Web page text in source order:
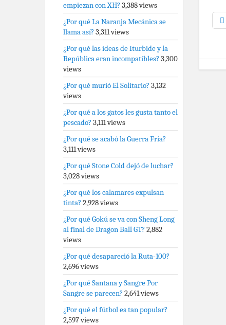
empiezan con XH? 3,388 views
¿Por qué La Naranja Mecánica se
llama así? 3,311 views
¿Por qué las ideas de Iturbide y la
República eran incompatibles? 3,300
views
¿Por qué murió El Solitario? 3,132
views
¿Por qué a los gatos les gusta tanto el
pescado? 3,111 views
¿Por qué se acabó la Guerra Fría?
3,111 views
¿Por qué Stone Cold dejó de luchar?
3,028 views
¿Por qué los calamares expulsan
tinta? 2,928 views
¿Por qué Gokú se va con Sheng Long
al final de Dragon Ball GT? 2,882
views
¿Por qué desapareció la Ruta-100?
2,696 views
¿Por qué Santana y Sangre Por
Sangre se parecen? 2,641 views
¿Por qué el fútbol es tan popular?
2,597 views